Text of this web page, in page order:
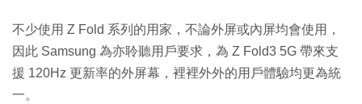
不少使用 Z Fold 系列的用家，不論外屏或內屏均會使用，
因此 Samsung 為亦聆聽用戶要求，為 Z Fold3 5G 帶來支
援 120Hz 更新率的外屏幕，裡裡外外的用戶體驗均更為統
一。